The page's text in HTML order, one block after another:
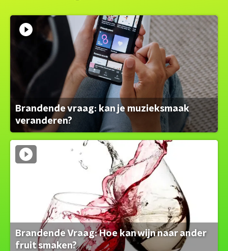
Brandende vraag: kan je muzieksmaak
veranderen?
Brandende Vraag: Hoe kan wijn naar ander
fruit smaken?